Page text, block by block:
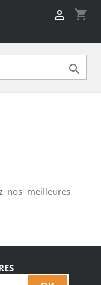
shopping_cart


nos meilleures